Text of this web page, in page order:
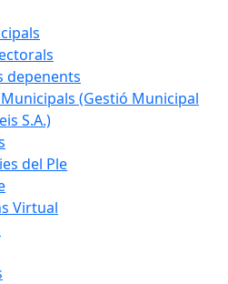
depenents
(Gestió Municipal
S.A.)
del Ple
Virtual